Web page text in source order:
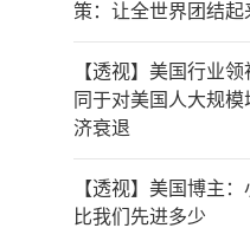
策：让全世界团结起
【透视】美国行业
同于对美国人大规
济衰退
【透视】美国博主
比我们先进多少